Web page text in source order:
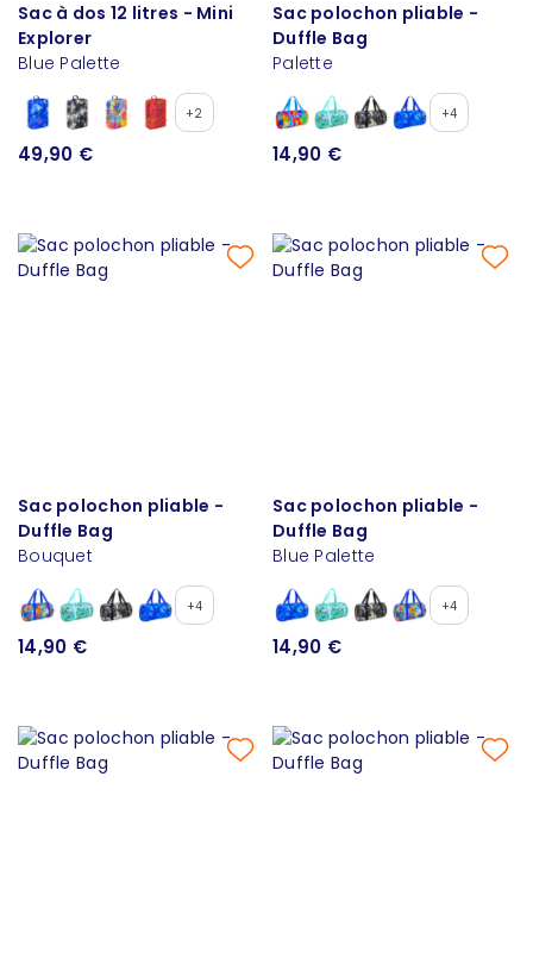
Sac à dos 12 litres - Mini
Explorer
Blue Palette
+2
49,90 €
Sac polochon pliable -
Duffle Bag
Palette
+4
14,90 €
Sac polochon pliable -
Duffle Bag
Bouquet
+4
14,90 €
Sac polochon pliable -
Duffle Bag
Blue Palette
+4
14,90 €